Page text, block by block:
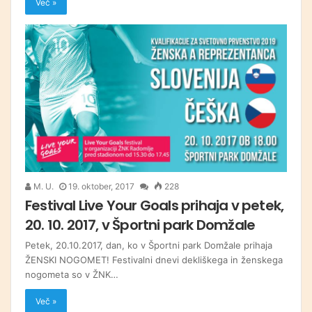
Več »
M. U. 19. oktober, 2017 228
Festival Live Your Goals prihaja v petek,
20. 10. 2017, v Športni park Domžale
Petek, 20.10.2017, dan, ko v Športni park Domžale prihaja
ŽENSKI NOGOMET! Festivalni dnevi dekliškega in ženskega
nogometa so v ŽNK…
Več »